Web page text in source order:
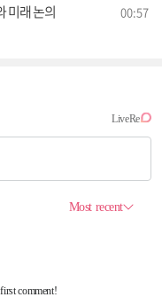
미래 논의 00:57